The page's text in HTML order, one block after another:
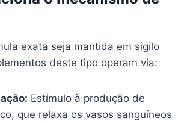
exata seja mantida em sigilo
deste tipo operam via:
Estímulo à produção de
que relaxa os vasos sanguíneos